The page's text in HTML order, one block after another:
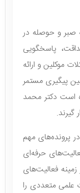
صبر و حوصله در
پاسخگویی
موکلین و ارائه
پیگیری مستمر
است دکتر محمد
گیرند.
پرونده‌های مهم
حرفه‌ای
فعالیت‌های
علمی متعددی را